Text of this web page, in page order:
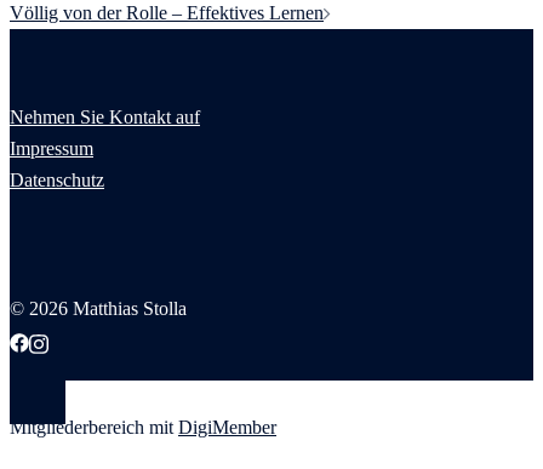
Völlig von der Rolle – Effektives Lernen
Nehmen Sie Kontakt auf
Impressum
Datenschutz
© 2026 Matthias Stolla
Mitgliederbereich mit DigiMember